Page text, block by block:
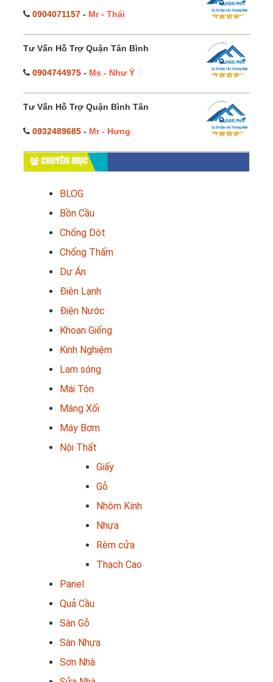
0904071157 - Mr - Thái
Tư Vấn Hỗ Trợ Quận Tân Bình
0904744975 - Ms - Như Ý
Tư Vấn Hỗ Trợ Quận Bình Tân
0932489685 - Mr - Hưng
CHUYÊN MỤC
BLOG
Bồn Cầu
Chống Dột
Chống Thấm
Dự Án
Điện Lạnh
Điện Nước
Khoan Giếng
Kinh Nghiệm
Lam sóng
Mái Tôn
Máng Xối
Máy Bơm
Nội Thất
Giấy
Gỗ
Nhôm Kính
Nhựa
Rèm cửa
Thạch Cao
Panel
Quả Cầu
Sàn Gỗ
Sàn Nhựa
Sơn Nhà